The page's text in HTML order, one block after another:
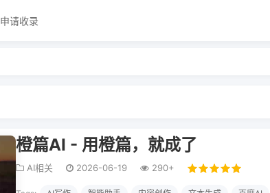
申请收录
橙篇AI - 用橙篇，就成了
AI相关 2026-06-19 290+